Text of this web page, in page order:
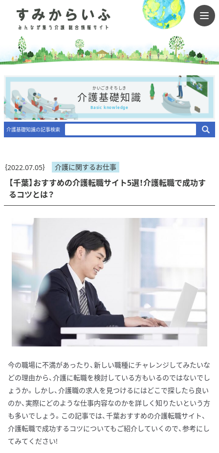
かいごきそちしき
介護基礎知識
Basic knowledge
介護基礎知識の記事検索
｛2022.07.05｝ 介護に関するお仕事
【千葉】おすすめの介護転職サイト5選！介護転職で成功す
るコツとは？
今の職場に不満があったり、新しい職種にチャレンジしてみたいな
どの理由から、介護に転職を検討している方もいるのではないでし
ょうか。しかし、介護職の求人を見つけるにはどこで探したら良い
のか、実際にどのような仕事内容なのかを詳しく知りたいという方
も多いでしょう。この記事では、千葉おすすめの介護転職サイト、
介護転職で成功するコツについてもご紹介していくので、参考にし
てみてください!